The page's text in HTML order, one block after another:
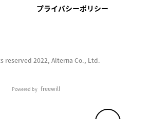
プライバシーポリシー
reserved 2022, Alterna Co., Ltd.
Powered by freewill